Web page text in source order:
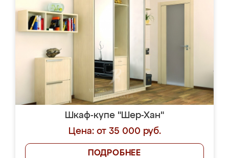
Шкаф-купе "Шер-Хан"
Цена: от 35 000 руб.
ПОДРОБНЕЕ